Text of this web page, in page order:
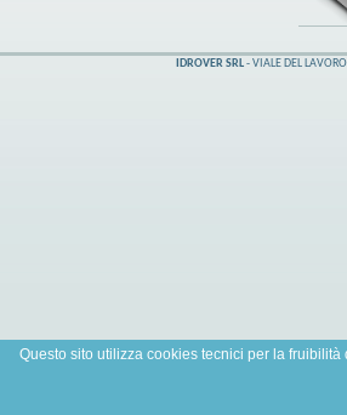
Questo sito utilizza cookies tecnici per la
IDROVER SRL- VIALE DEL